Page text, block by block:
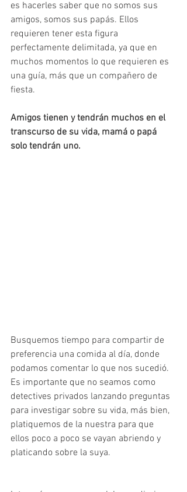
es hacerles saber que no somos sus
amigos, somos sus papás. Ellos
requieren tener esta figura
perfectamente delimitada, ya que en
muchos momentos lo que requieren es
una guía, más que un compañero de
fiesta.
Amigos tienen y tendrán muchos en el
transcurso de su vida, mamá o papá
solo tendrán uno.
Busquemos tiempo para compartir de
preferencia una comida al día, donde
podamos comentar lo que nos sucedió.
Es importante que no seamos como
detectives privados lanzando preguntas
para investigar sobre su vida, más bien,
platiquemos de la nuestra para que
ellos poco a poco se vayan abriendo y
platicando sobre la suya.